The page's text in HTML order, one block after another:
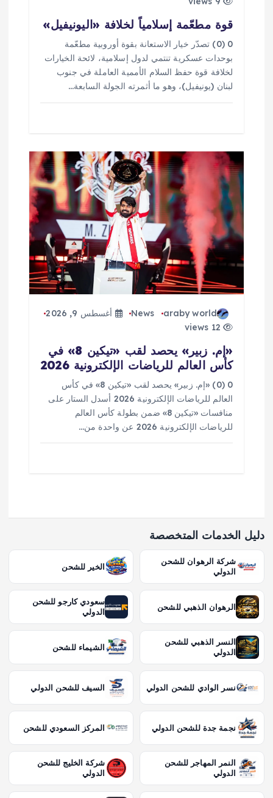
قوة مطعّمة إسلامياً لخلافة «اليونيفيل»
0 (0) تصدّر خيار الاستعانة بقوة أوروبية مطعّمة
بوحدات عسكرية تنتمي لدول إسلامية، لائحة الخيارات
لخلافة قوة حفظ السلام الأممية العاملة في جنوب
لبنان (يونيفيل)، وهو ما أثمرته الجولة السابعة…
araby world
News
أغسطس 9, 2026
12 views
«إم. زبير» يحصد لقب «تيكين 8» في
كأس العالم للرياضات الإلكترونية 2026
0 (0) «إم. زبير» يحصد لقب «تيكين 8» في كأس
العالم للرياضات الإلكترونية 2026 أسدل الستار على
منافسات «تيكين 8» ضمن بطولة كأس العالم
للرياضات الإلكترونية 2026 عن واحدة من…
دليل الخدمات المتخصصة
شركة الرهوان للشحن
الدولي
الخير للشحن
الرهوان الذهبي للشحن
سعودي كارجو للشحن
الدولي
النسر الذهبي للشحن
الدولي
الشيماء للشحن
نسر الوادي للشحن الدولي السيف للشحن الدولي
نجمة جدة للشحن الدولي المركز السعودي للشحن
النمر المهاجر للشحن
الدولي
شركة الخليج للشحن
الدولي